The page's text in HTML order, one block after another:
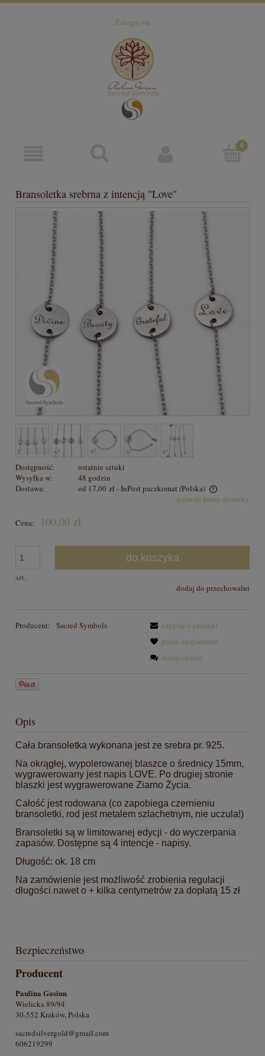
Zaloguj się
Bransoletka srebrna z intencją "Love"
Dostępność:
ostatnie sztuki
Wysyłka w:
48 godzin
Dostawa:
od 17,00 zł- InPost paczkomat (Polska)
Cena nie zawiera ewentualnych kosztów płatnościsprawdź formy dostawy
Cena: 100,00 zł
szt.
do koszyka
dodaj do przechowalni
Producent: Sacred Symbols
zapytaj o produkt
poleć znajomemu
dodaj opinię
Opis
Cała bransoletka wykonana jest ze srebra pr. 925.
Na okrągłej, wypolerowanej blaszce o średnicy 15mm,
wygrawerowany jest napis LOVE. Po drugiej stronie
blaszki jest wygrawerowane Ziarno Życia.
Całość jest rodowana (co zapobiega czernieniu
bransoletki, rod jest metalem szlachetnym, nie uczula!)
Bransoletki są w limitowanej edycji - do wyczerpania
zapasów. Dostępne są 4 intencje - napisy.
Długość: ok. 18 cm
Na zamówienie jest możliwość zrobienia regulacji
długości nawet o + kilka centymetrów za dopłatą 15 zł
Bezpieczeństwo
Producent
Paulina Gasiun
Wielicka 89/94
30-552 Kraków, Polska
sacredsilvergold@gmail.com
606219299